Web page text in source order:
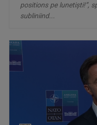
positions pe lunetişti!”,
subliniind...